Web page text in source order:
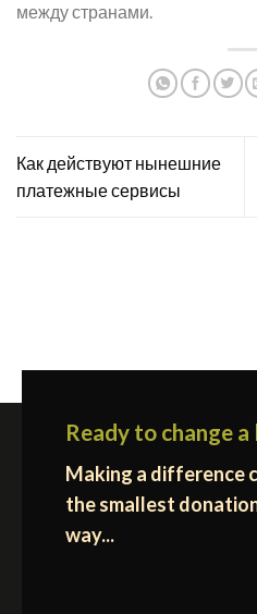
между странами.
Как действуют нынешние
платежные сервисы
Ready to change a
Making a difference
the smallest
way...